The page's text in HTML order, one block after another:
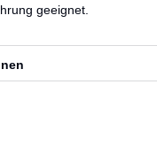
geeignet.